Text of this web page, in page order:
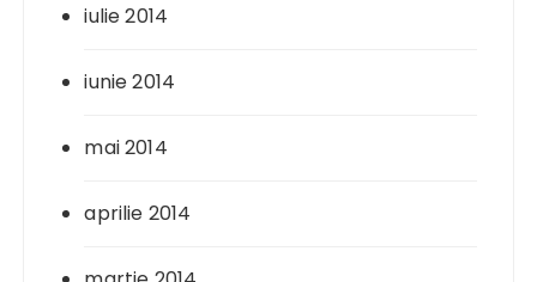
iulie 2014
iunie 2014
mai 2014
aprilie 2014